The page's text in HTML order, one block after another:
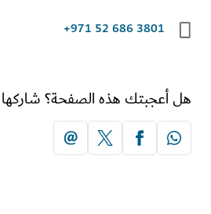
+971 52 686 3801
هذه الصفحة؟ شاركها